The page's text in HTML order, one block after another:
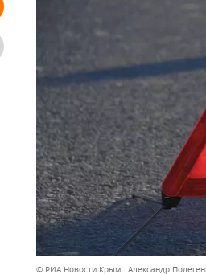
© РИА Новости Крым . Александр